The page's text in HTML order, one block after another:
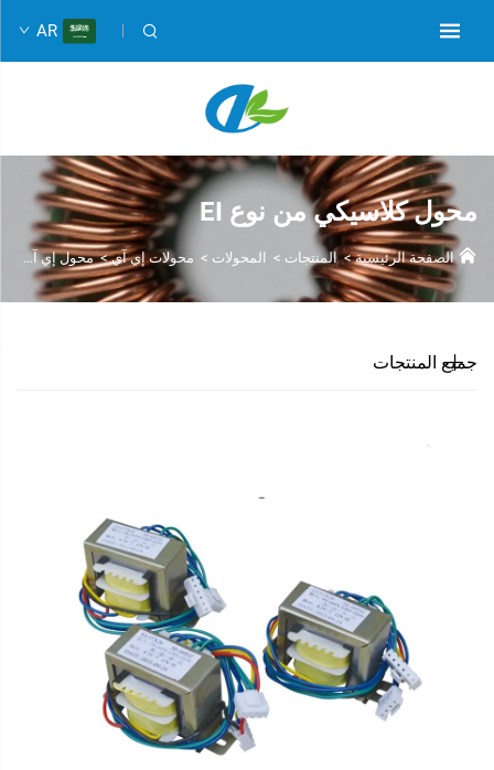
AR
محول كلاسيكي من نوع EI
الصفحة الرئيسية>المنتجات > المحولات > محولات إي آي>محول إي آي كلاسيكي
جميع المنتجات